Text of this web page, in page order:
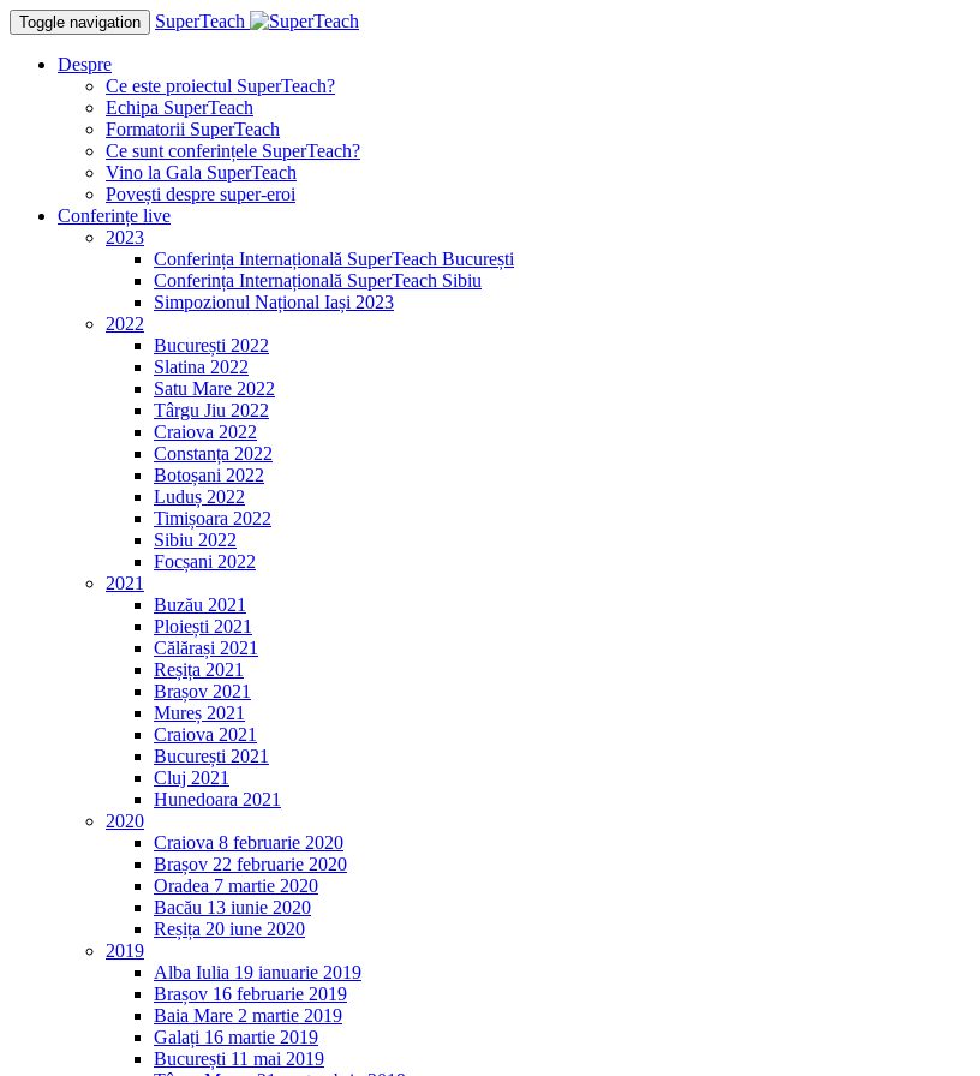
Toggle navigation SuperTeach
Despre
Ce este proiectul SuperTeach?
Echipa SuperTeach
Formatorii SuperTeach
Ce sunt conferințele SuperTeach?
Vino la Gala SuperTeach
Povești despre super-eroi
Conferințe live
2023
Conferința Internațională SuperTeach București
Conferința Internațională SuperTeach Sibiu
Simpozionul Național Iași 2023
2022
București 2022
Slatina 2022
Satu Mare 2022
Târgu Jiu 2022
Craiova 2022
Constanța 2022
Botoșani 2022
Luduș 2022
Timișoara 2022
Sibiu 2022
Focșani 2022
2021
Buzău 2021
Ploiești 2021
Călărași 2021
Reșița 2021
Brașov 2021
Mureș 2021
Craiova 2021
București 2021
Cluj 2021
Hunedoara 2021
2020
Craiova 8 februarie 2020
Brașov 22 februarie 2020
Oradea 7 martie 2020
Bacău 13 iunie 2020
Reșița 20 iune 2020
2019
Alba Iulia 19 ianuarie 2019
Brașov 16 februarie 2019
Baia Mare 2 martie 2019
Galați 16 martie 2019
București 11 mai 2019